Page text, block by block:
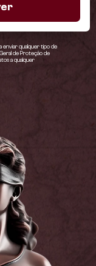
enviar qualquer tipo de
de Proteção de
a qualquer